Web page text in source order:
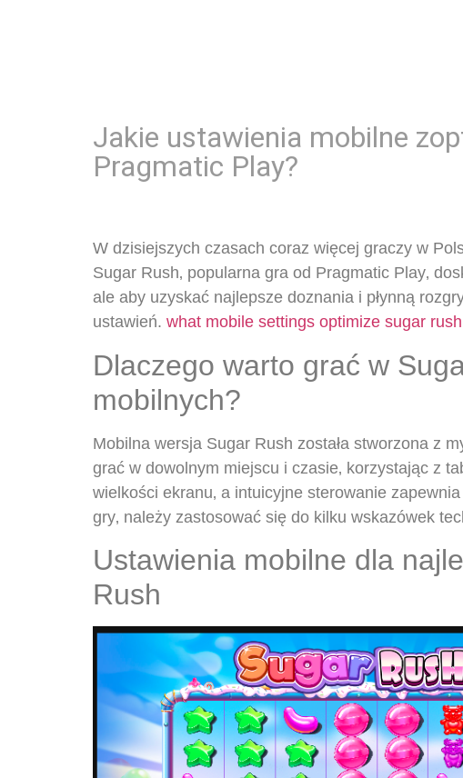
Jakie ustawienia mobilne
Pragmatic Play?
W dzisiejszych czasach coraz więcej graczy w
Sugar Rush‚ popularna gra od Pragmatic Play‚
ale aby uzyskać najlepsze doznania i płynną
ustawień. what mobile settings optimize sugar
Dlaczego warto grać w
mobilnych?
Mobilna wersja Sugar Rush została stworzona z
grać w dowolnym miejscu i czasie‚ korzystając z
wielkości ekranu‚ a intuicyjne sterowanie
gry‚ należy zastosować się do kilku wskazówek
Ustawienia mobilne dla
Rush